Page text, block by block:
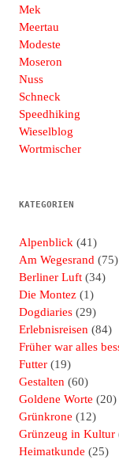
Mek
Meertau
Modeste
Moseron
Nuss
Schneck
Speedhiking
Wieselblog
Wortmischer
KATEGORIEN
Alpenblick (41)
Am Wegesrand (75)
Berliner Luft (34)
Die Montez (1)
Dogdiaries (29)
Erlebnisreisen (84)
Früher war alles
Futter (19)
Gestalten (60)
Goldene Worte (20)
Grünkrone (12)
Grünzeug in Kultur
Heimatkunde (25)